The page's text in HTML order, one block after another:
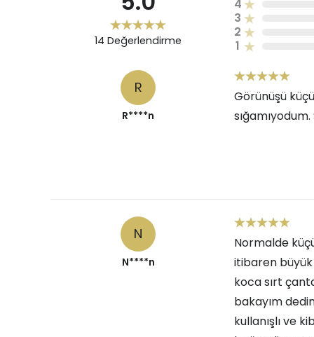
14 Değerlendirme
4
3
2
1
R
R****n
Görünüşü
N
N****n
Normalde
itibaren
koca sırt
bakayım
kullanışlı ve